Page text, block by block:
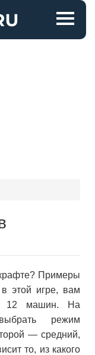
Примеры
этой игре, вам
12 машин. На
режим
— средний,
то, из какого